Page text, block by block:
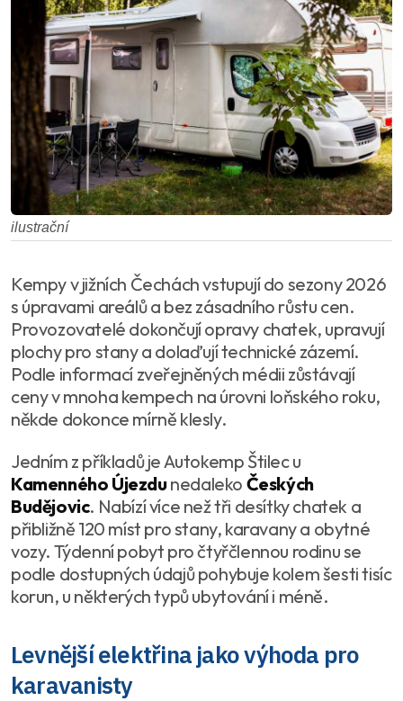
ilustrační
Kempy v jižních Čechách vstupují do sezony 2026
s úpravami areálů a bez zásadního růstu cen.
Provozovatelé dokončují opravy chatek, upravují
plochy pro stany a dolaďují technické zázemí.
Podle informací zveřejněných médii zůstávají
ceny v mnoha kempech na úrovni loňského roku,
někde dokonce mírně klesly.
Jedním z příkladů je Autokemp Štilec u
Kamenného Újezdunedaleko Českých
Budějovic. Nabízí více než tři desítky chatek a
přibližně 120 míst pro stany, karavany a obytné
vozy. Týdenní pobyt pro čtyřčlennou rodinu se
podle dostupných údajů pohybuje kolem šesti tisíc
korun, u některých typů ubytování i méně.
Levnější elektřina jako výhoda pro
karavanisty